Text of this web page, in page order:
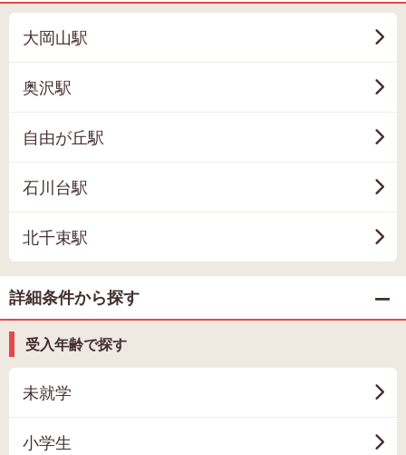
大岡山駅
奥沢駅
自由が丘駅
石川台駅
北千束駅
詳細条件から探す
受入年齢で探す
未就学
小学生